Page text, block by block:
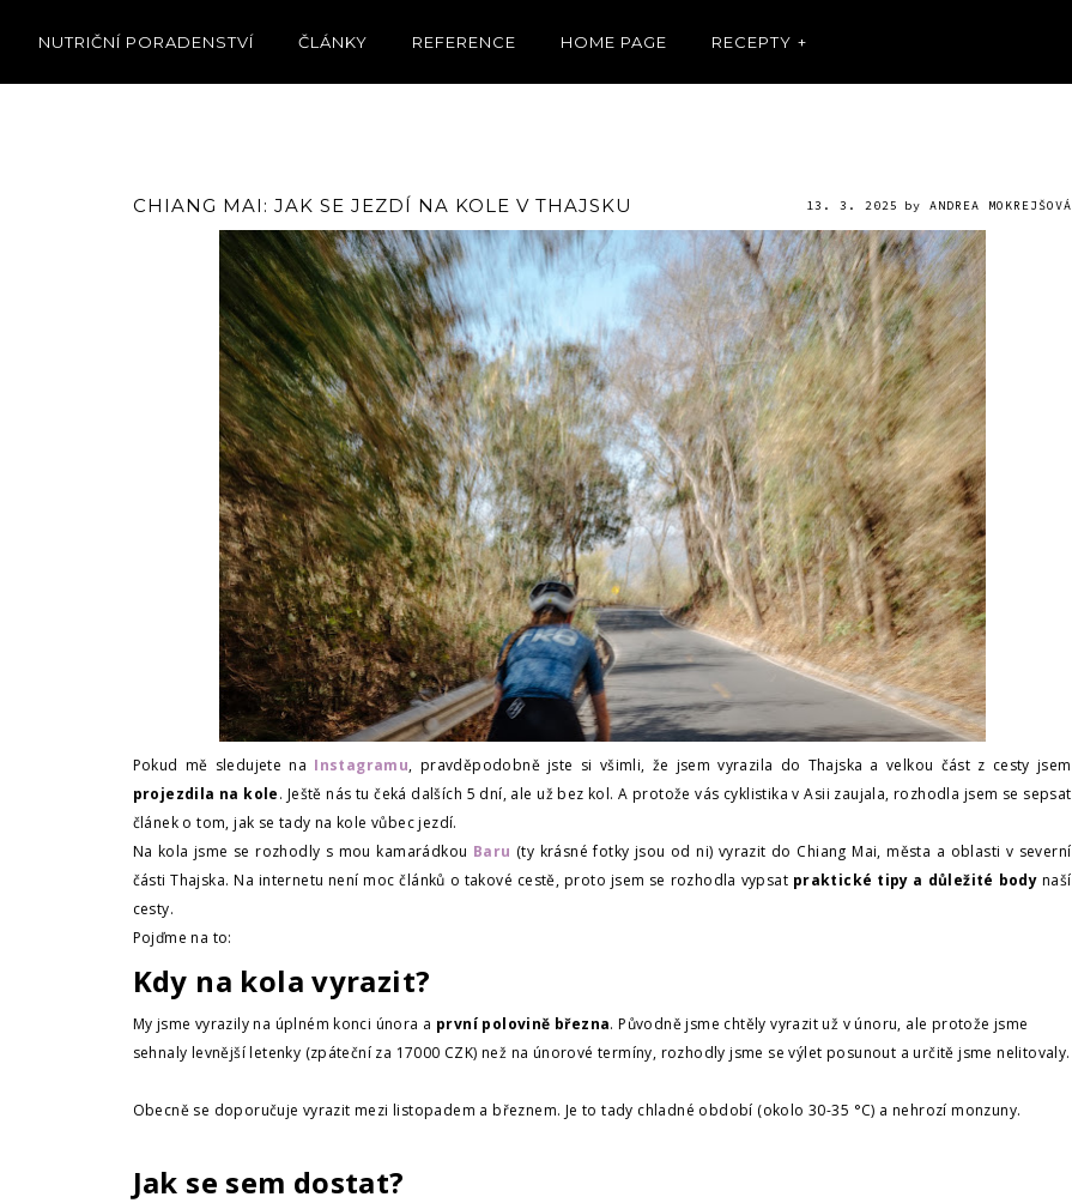
NUTRIČNÍ PORADENSTVÍ ČLÁNKY REFERENCE HOME PAGE RECEPTY
CHIANG MAI: JAK SE JEZDÍ NA KOLE V THAJSKU by ANDREA MOKREJŠOVÁ
13. 3. 2025
Pokud mě sledujete na Instagramu, pravděpodobně jste si všimli, že jsem vyrazila do Thajska a velkou část z cesty jsem
projezdila na kole. Ještě nás tu čeká dalších 5 dní, ale už bez kol. A protože vás cyklistika v Asii zaujala, rozhodla jsem se sepsat
článek o tom, jak se tady na kole vůbec jezdí.
Na kola jsme se rozhodly s mou kamarádkou Baru (ty krásné fotky jsou od ni) vyrazit do Chiang Mai, města a oblasti v severní
části Thajska. Na internetu není moc článků o takové cestě, proto jsem se rozhodla vypsat praktické tipy a důležité body naší
cesty.
Pojďme na to:
Kdy na kola vyrazit?
My jsme vyrazily na úplném konci února a první polovině března. Původně jsme chtěly vyrazit už v únoru, ale protože jsme
sehnaly levnější letenky (zpáteční za 17000 CZK) než na únorové termíny, rozhodly jsme se výlet posunout a určitě jsme nelitovaly.
Obecně se doporučuje vyrazit mezi listopadem a březnem. Je to tady chladné období (okolo 30-35 °C) a nehrozí monzuny.
Jak se sem dostat?